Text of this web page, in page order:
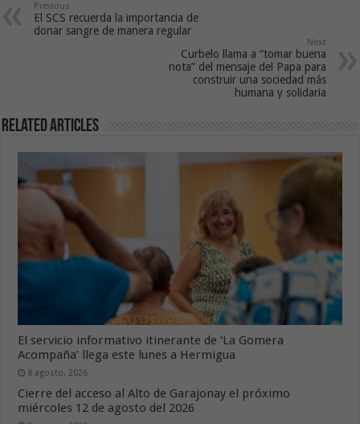
Previous
El SCS recuerda la importancia de
donar sangre de manera regular
Next
Curbelo llama a “tomar buena
nota” del mensaje del Papa para
construir una sociedad más
humana y solidaria
Related Articles
El servicio informativo itinerante de ‘La Gomera
Acompaña’ llega este lunes a Hermigua
8 agosto, 2026
Cierre del acceso al Alto de Garajonay el próximo
miércoles 12 de agosto del 2026